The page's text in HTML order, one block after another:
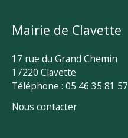
Mairie de Clavette
17 rue du Grand Chemin
17220 Clavette
Téléphone : 05 46 35 81 57
Nous contacter